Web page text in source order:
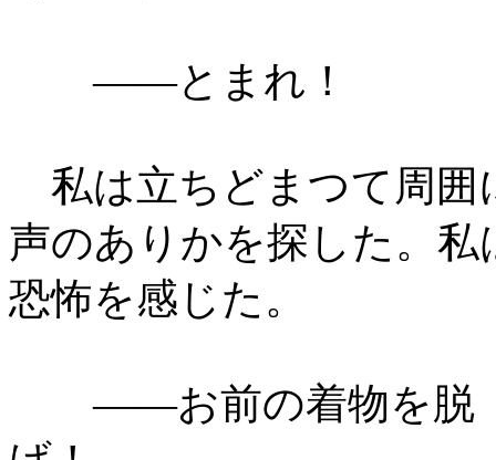
――とまれ！
私は立ちどまつて周囲
声のありかを探した。私
恐怖を感じた。
――お前の着物を脱